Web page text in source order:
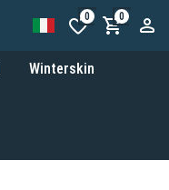
0 0
Winterskin